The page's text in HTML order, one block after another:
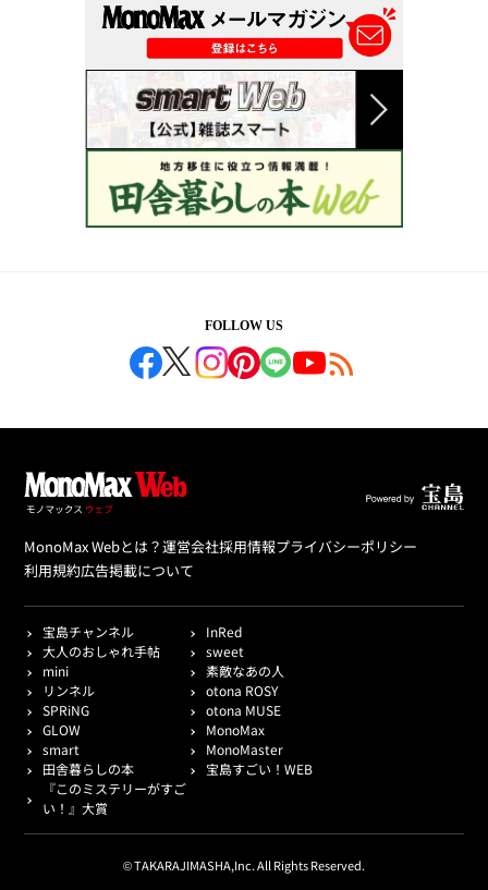
FOLLOW US
MonoMax Webとは？運営会社採用情報プライバシーポリシー
利用規約広告掲載について
宝島チャンネル
InRed
大人のおしゃれ手帖
sweet
mini
素敵なあの人
リンネル
otona ROSY
SPRiNG
otona MUSE
GLOW
MonoMax
smart
MonoMaster
田舎暮らしの本
宝島すごい！WEB
『このミステリーがすご
い！』大賞
© TAKARAJIMASHA,Inc. All Rights Reserved.